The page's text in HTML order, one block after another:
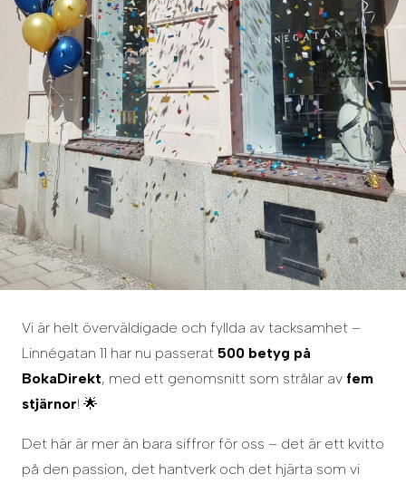
Vi är helt överväldigade och fyllda av tacksamhet –
Linnégatan 11 har nu passerat 500 betyg på
BokaDirekt, med ett genomsnitt som strålar av fem
stjärnor! 🌟
Det här är mer än bara siffror för oss – det är ett kvitto
på den passion, det hantverk och det hjärta som vi